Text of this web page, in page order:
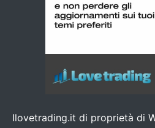
Ilovetrading.it di proprietà di